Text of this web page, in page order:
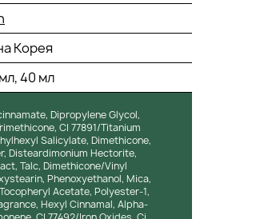
Корея
40 мл
Dipropylene Glycol,
CI 77891/Titanium
Salicylate, Dimethicone,
Disteardimonium Hectorite,
Talc, Dimethicone/Vinyl
Phenoxyethanol, Mica,
Acetate, Polyester-1,
Hexyl Cinnamal, Alpha-